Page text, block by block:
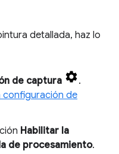
detallada, haz lo
de captura
.
configuración de
Habilitar la
de procesamiento.